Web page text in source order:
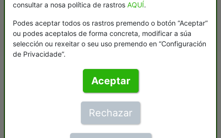
consultar a nosa política de rastros AQUÍ.
Podes aceptar todos os rastros premendo o botón “Aceptar”
ou podes aceptalos de forma concreta, modificar a súa
selección ou rexeitar o seu uso premendo en “Configuración
de Privacidade”.
Aceptar
Rechazar